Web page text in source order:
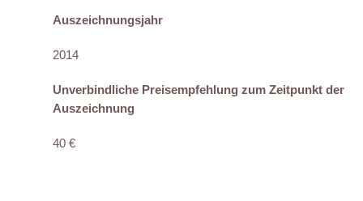
Auszeichnungsjahr
2014
Unverbindliche Preisempfehlung zum Zeitpunkt der
Auszeichnung
40 €